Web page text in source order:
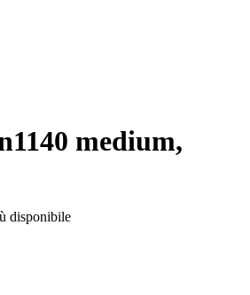
medium,
disponibile